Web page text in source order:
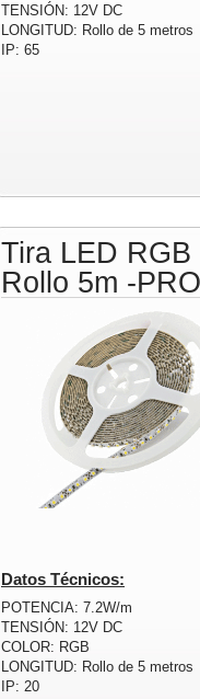
TENSIÓN: 12V DC
LONGITUD: Rollo de 5 metros
IP: 65
Tira LED
Rollo 5m -
Datos Técnicos:
POTENCIA: 7.2W/m
TENSIÓN: 12V DC
COLOR: RGB
LONGITUD: Rollo de 5 metros
IP: 20